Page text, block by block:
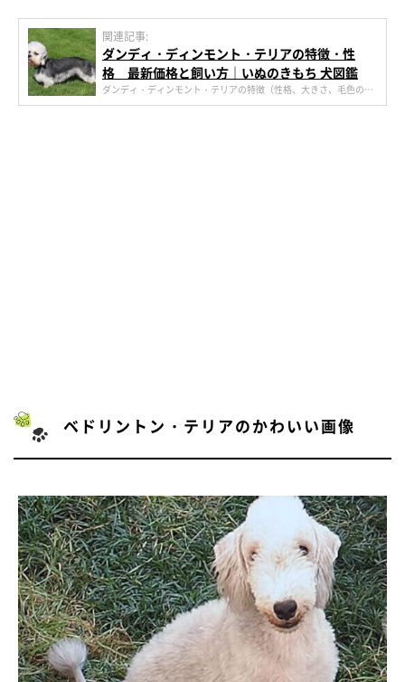
関連記事:
ダンディ・ディンモント・テリアの特徴・性
格 最新価格と飼い方｜いぬのきもち 犬図鑑
ダンディ・ディンモント・テリアの特徴（性格、大きさ、毛色の種
類、価格相場、心配な病気）や飼い方（しつけ、食事、病気対策、
ベドリントン・テリアのかわいい画像